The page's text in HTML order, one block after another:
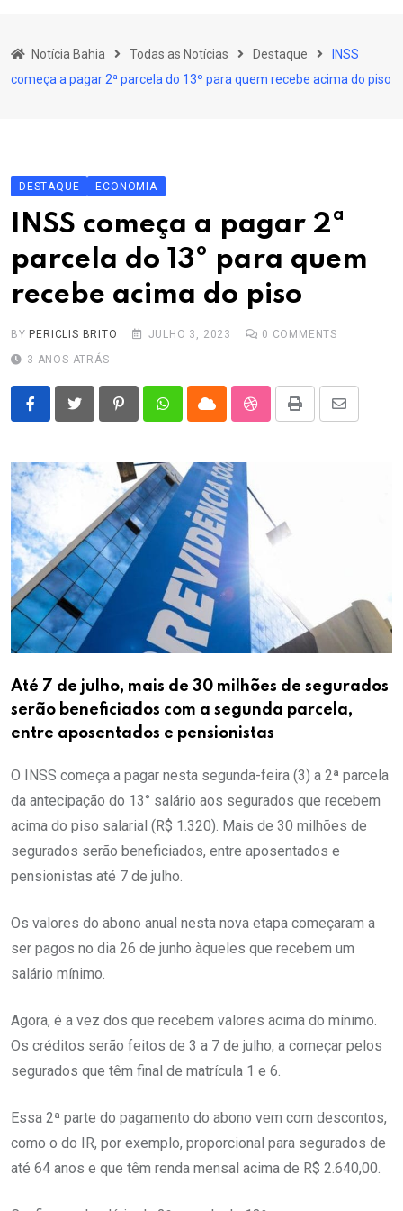
Educação
Esporte
Outros Assuntos
Notícia Bahia Todas as Notícias Destaque
INSS
começa a pagar 2ª parcela do 13º para quem recebe acima do piso
DESTAQUE ECONOMIA
INSS começa a pagar 2ª
parcela do 13º para quem
recebe acima do piso
BY PERICLIS BRITO JULHO 3, 2023 0 COMMENTS
3 ANOS ATRÁS
PinterestWhatsappCloud StumbleUpon
Print
Share
Até 7 de julho, mais de 30 milhões de segurados
serão beneficiados com a segunda parcela,
entre aposentados e pensionistas
O INSS começa a pagar nesta segunda-feira (3) a 2ª parcela
da antecipação do 13° salário aos segurados que recebem
acima do piso salarial (R$ 1.320). Mais de 30 milhões de
segurados serão beneficiados, entre aposentados e
pensionistas até 7 de julho.
Os valores do abono anual nesta nova etapa começaram a
ser pagos no dia 26 de junho àqueles que recebem um
salário mínimo.
Agora, é a vez dos que recebem valores acima do mínimo.
Os créditos serão feitos de 3 a 7 de julho, a começar pelos
segurados que têm final de matrícula 1 e 6.
Essa 2ª parte do pagamento do abono vem com descontos,
como o do IR, por exemplo, proporcional para segurados de
até 64 anos e que têm renda mensal acima de R$ 2.640,00.